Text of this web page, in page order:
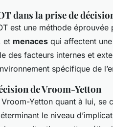
dans la prise de
est une méthode
et menaces qui affectent
des facteurs internes et
spécifique de
de Vroom-Yetton
Yetton quant à lui, se
le niveau